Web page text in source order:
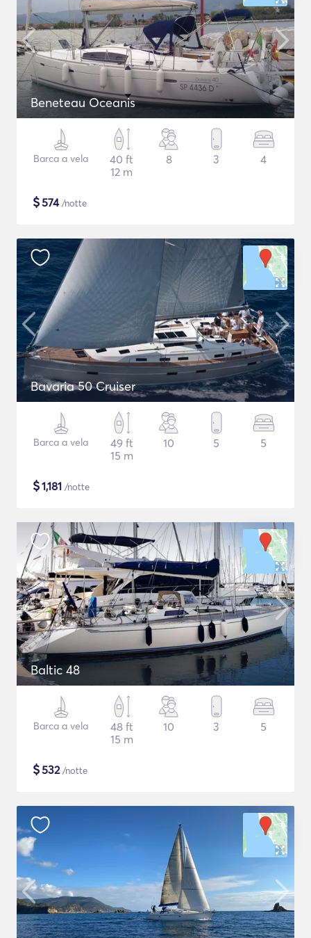
Beneteau Oceanis
Barca a vela
40 ft
12 m
8 3 4
$574/notte
Bavaria 50 Cruiser
Barca a vela
49 ft
15 m
10 5 5
$1,181 /notte
Baltic 48
Barca a vela
48 ft
15 m
10 3 5
$532/notte